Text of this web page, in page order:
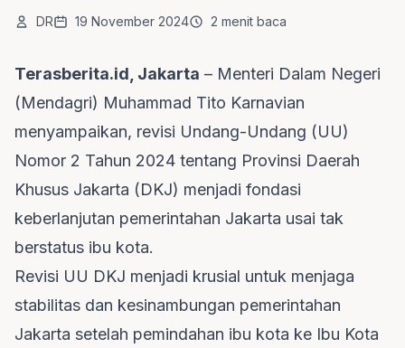
DR 19 November 2024 2 menit baca
Terasberita.id, Jakarta – Menteri Dalam Negeri
(Mendagri) Muhammad Tito Karnavian
menyampaikan, revisi Undang-Undang (UU)
Nomor 2 Tahun 2024 tentang Provinsi Daerah
Khusus Jakarta (DKJ) menjadi fondasi
keberlanjutan pemerintahan Jakarta usai tak
berstatus ibu kota.
Revisi UU DKJ menjadi krusial untuk menjaga
stabilitas dan kesinambungan pemerintahan
Jakarta setelah pemindahan ibu kota ke Ibu Kota